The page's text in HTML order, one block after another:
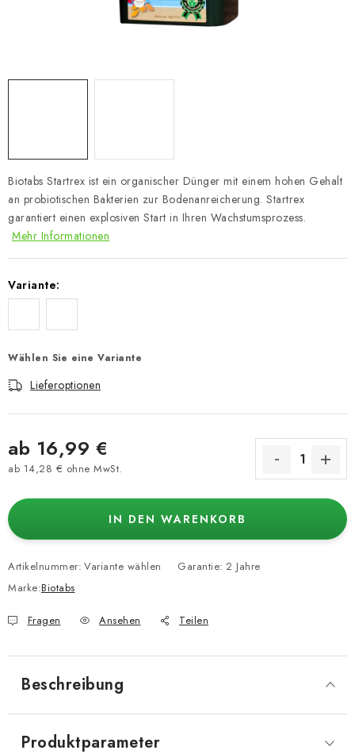
Biotabs Startrex ist ein organischer Dünger mit einem hohen Gehalt
an probiotischen Bakterien zur Bodenanreicherung. Startrex
garantiert einen explosiven Start in Ihren Wachstumsprozess.
Mehr Informationen
Variante:
Wählen Sie eine Variante
Lieferoptionen
ab 16,99 €
ab 14,28 € ohne MwSt.
IN DEN WARENKORB
Artikelnummer: Variante wählen
Marke:Biotabs
Garantie: 2 Jahre
Fragen Ansehen Teilen
Beschreibung
Produktparameter